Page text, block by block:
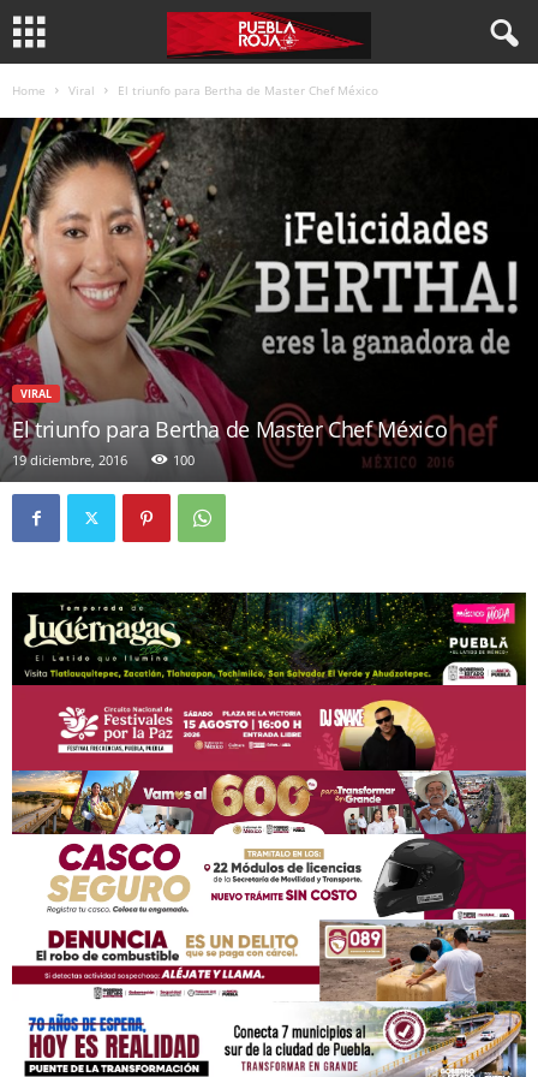
Home Viral El triunfo para Bertha de Master Chef México
VIRAL
El triunfo para Bertha de Master Chef México
19 diciembre, 2016 100